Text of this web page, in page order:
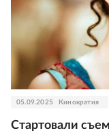
05.09.2025 Кинократия
Стартовали